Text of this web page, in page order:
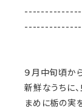
９月中旬頃か
新鮮なうちに
まめに栃の実